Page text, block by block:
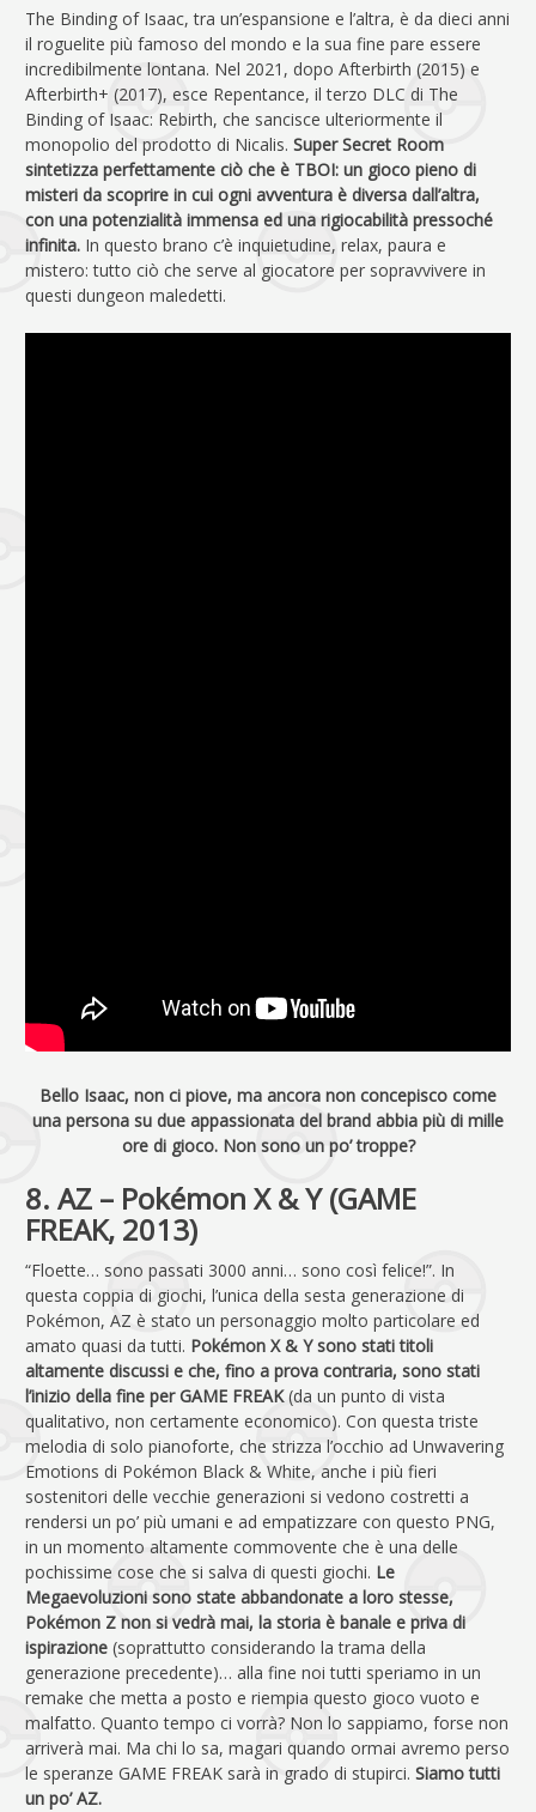
The Binding of Isaac, tra un’espansione e l’altra, è da dieci anni
il roguelite più famoso del mondo e la sua fine pare essere
incredibilmente lontana. Nel 2021, dopo Afterbirth (2015) e
Afterbirth+ (2017), esce Repentance, il terzo DLC di The
Binding of Isaac: Rebirth, che sancisce ulteriormente il
monopolio del prodotto di Nicalis. Super Secret Room
sintetizza perfettamente ciò che è TBOI: un gioco pieno di
misteri da scoprire in cui ogni avventura è diversa dall’altra,
con una potenzialità immensa ed una rigiocabilità pressoché
infinita. In questo brano c’è inquietudine, relax, paura e
mistero: tutto ciò che serve al giocatore per sopravvivere in
questi dungeon maledetti.
Bello Isaac, non ci piove, ma ancora non concepisco come
una persona su due appassionata del brand abbia più di mille
ore di gioco. Non sono un po’ troppe?
8. AZ – Pokémon X & Y (GAME
FREAK, 2013)
“Floette… sono passati 3000 anni… sono così felice!”. In
questa coppia di giochi, l’unica della sesta generazione di
Pokémon, AZ è stato un personaggio molto particolare ed
amato quasi da tutti. Pokémon X & Y sono stati titoli
altamente discussi e che, fino a prova contraria, sono stati
l’inizio della fine per GAME FREAK(da un punto di vista
qualitativo, non certamente economico). Con questa triste
melodia di solo pianoforte, che strizza l’occhio ad Unwavering
Emotions di Pokémon Black & White, anche i più fieri
sostenitori delle vecchie generazioni si vedono costretti a
rendersi un po’ più umani e ad empatizzare con questo PNG,
in un momento altamente commovente che è una delle
pochissime cose che si salva di questi giochi. Le
Megaevoluzioni sono state abbandonate a loro stesse,
Pokémon Z non si vedrà mai, la storia è banale e priva di
ispirazione (soprattutto considerando la trama della
generazione precedente)… alla fine noi tutti speriamo in un
remake che metta a posto e riempia questo gioco vuoto e
malfatto. Quanto tempo ci vorrà? Non lo sappiamo, forse non
arriverà mai. Ma chi lo sa, magari quando ormai avremo perso
le speranze GAME FREAK sarà in grado di stupirci. Siamo tutti
un po’ AZ.